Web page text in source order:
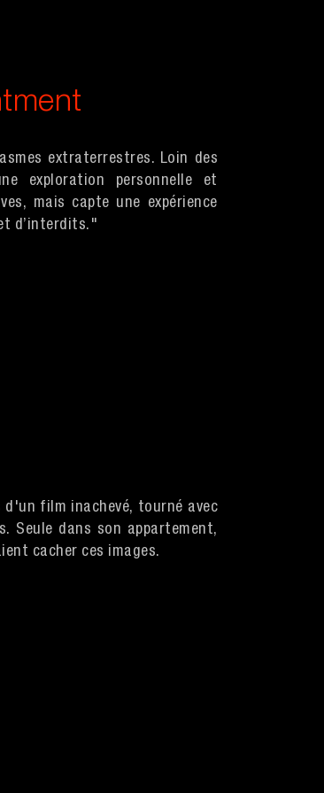
extraterrestres. Loin des
exploration personnelle et
mais capte une expérience
d’interdits."
d'un film inachevé, tourné avec
Seule dans son appartement,
cacher ces images.